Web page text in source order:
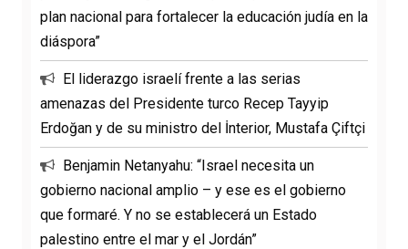
plan nacional para fortalecer la educación judía en la
diáspora”
El liderazgo israelí frente a las serias
amenazas del Presidente turco Recep Tayyip
Erdoğan y de su ministro del İnterior, Mustafa Çiftçi
Benjamin Netanyahu: “Israel necesita un
gobierno nacional amplio – y ese es el gobierno
que formaré. Y no se establecerá un Estado
palestino entre el mar y el Jordán”